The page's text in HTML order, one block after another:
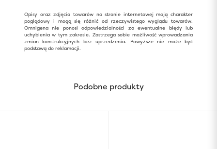
Opisy oraz zdjęcia towarów na stronie internetowej mają charakter
poglądowy i mogą się różnić od rzeczywistego wyglądu towarów.
Omnigena nie ponosi odpowiedzialności za ewentualne błędy lub
uchybienia w tym zakresie. Zastrzega sobie możliwość wprowadzania
zmian konstrukcyjnych bez uprzedzenia. Powyższe nie może być
podstawą do reklamacji.
Podobne produkty